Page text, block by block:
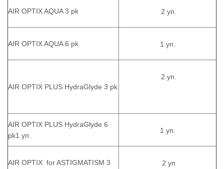
AIR OPTIX AQUA 3 pk 2 уп.
AIR OPTIX AQUA 6 pk 1 уп.
AIR OPTIX PLUS HydraGlyde 3 pk
2 уп.
AIR OPTIX PLUS HydraGlyde 6
pk1 уп.
1 уп.
AIR OPTIX for ASTIGMATISM 3
2 уп